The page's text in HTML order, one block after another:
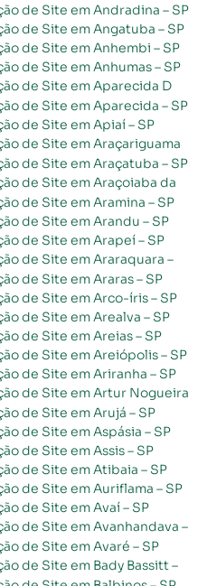
de Site em Andradina – SP
de Site em Angatuba – SP
de Site em Anhembi – SP
de Site em Anhumas – SP
de Site em Aparecida – SP
de Site em Apiaí – SP
de Site em Araçatuba – SP
de Site em Aramina – SP
de Site em Arandu – SP
de Site em Arapeí – SP
de Site em Araras – SP
de Site em Arco-íris – SP
de Site em Arealva – SP
de Site em Areias – SP
de Site em Areiópolis – SP
de Site em Ariranha – SP
de Site em Arujá – SP
de Site em Aspásia – SP
de Site em Assis – SP
de Site em Atibaia – SP
de Site em Auriflama – SP
de Site em Avaí – SP
de Site em Avaré – SP